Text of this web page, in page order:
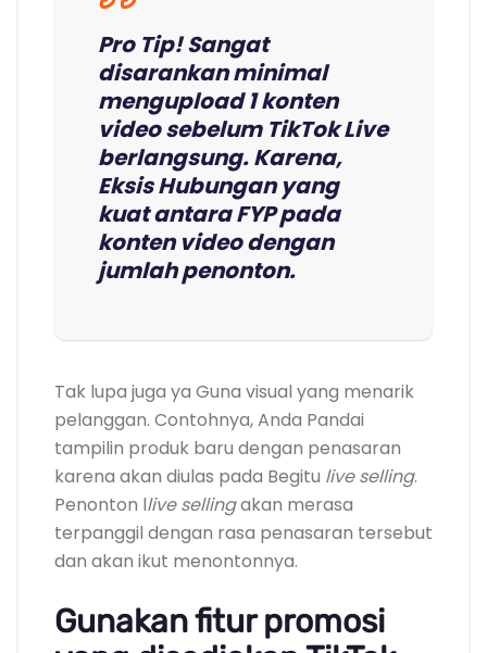
Pro Tip! Sangat
disarankan minimal
mengupload 1 konten
video sebelum TikTok Live
berlangsung. Karena,
Eksis Hubungan yang
kuat antara FYP pada
konten video dengan
jumlah penonton.
Tak lupa juga ya Guna visual yang menarik
pelanggan. Contohnya, Anda Pandai
tampilin produk baru dengan penasaran
karena akan diulas pada Begitu live selling.
Penonton llive sellingakan merasa
terpanggil dengan rasa penasaran tersebut
dan akan ikut menontonnya.
Gunakan fitur promosi